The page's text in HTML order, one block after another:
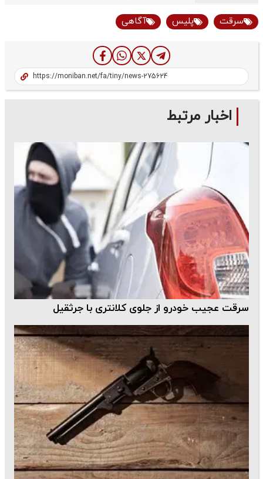
سرقت پلیس آگاهی
اخبار مرتبط
سرقت عجیب خودرو از جلوی کلانتری با جرثقیل